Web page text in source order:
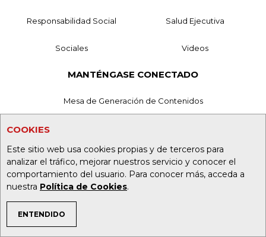
COOKIES
Este sitio web usa cookies propias y de terceros para
analizar el tráfico, mejorar nuestros servicio y conocer el
comportamiento del usuario. Para conocer más, acceda a
nuestra Política de Cookies.
ENTENDIDO
TEMAS DE INTERÉS
Responsabilidad Social Salud Ejecutiva
Sociales Videos
MANTÉNGASE CONECTADO
Mesa de Generación de Contenidos
Contáctenos
Aviso de privacidad